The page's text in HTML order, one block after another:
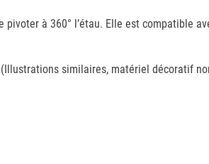
à 360° l’étau. Elle est compatible
similaires, matériel décoratif